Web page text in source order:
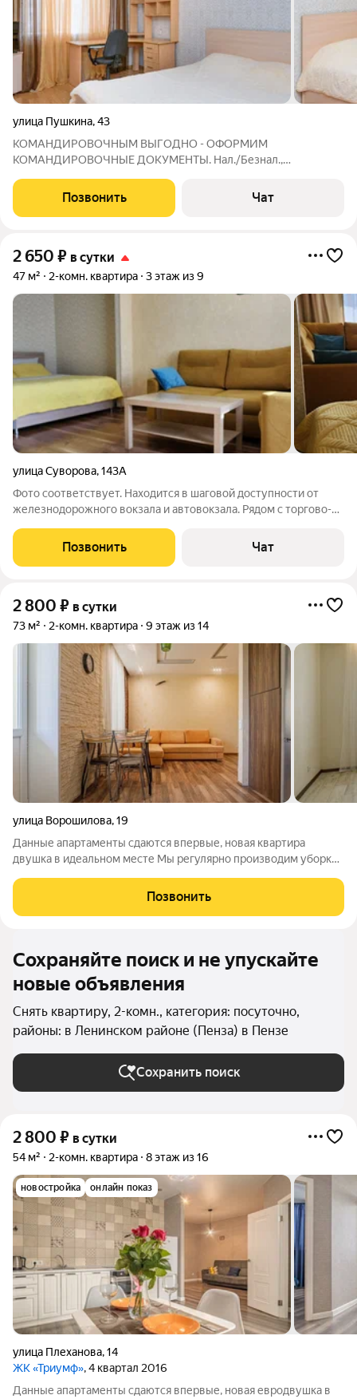
улица Пушкина,43
КОМАНДИРОВОЧНЫМ ВЫГОДНО - ОФОРМИМ
КОМАНДИРОВОЧНЫЕ ДОКУМЕНТЫ. Нал./Безнал.,
Квартира (90м2). Шесть квартир находятся в одном доме -
удобно для размещения групп гостей. Возможна оплата
Позвонить Чат
2 650 ₽ в сутки
47 м² 2-комн. квартира 3 этаж из 9
улица Суворова,143А
Фото соответствует. Находится в шаговой доступности от
железнодорожного вокзала и автовокзала. Рядом с торгово-
МакДоналдс, боулинг, бильярд, суши-бар, ресторан, " Детский
мир", множество бутиков,
Позвонить Чат
2 800 ₽ в сутки
73 м² 2-комн. квартира 9 этаж из 14
улица Ворошилова,19
Данные апартаменты сдаются впервые, новая квартира
двушка в идеальном месте Мы регулярно производим уборку
комфортно проживать в наших номерах. НАШИ ЦЕНЫ Сутки -
Позвонить
Сохраняйте поиск и не упускайте
новые объявления
Снять квартиру, 2-комн., категория: посуточно,
районы: в Ленинском районе (Пенза) в Пензе
Сохранить поиск
2 800 ₽ в сутки
54 м² 2-комн. квартира 8 этаж из 16
новостройка онлайн показ
улица Плеханова,14
ЖК «Триумф», 4 квартал 2016
Данные апартаменты сдаются впервые, новая евродвушка в